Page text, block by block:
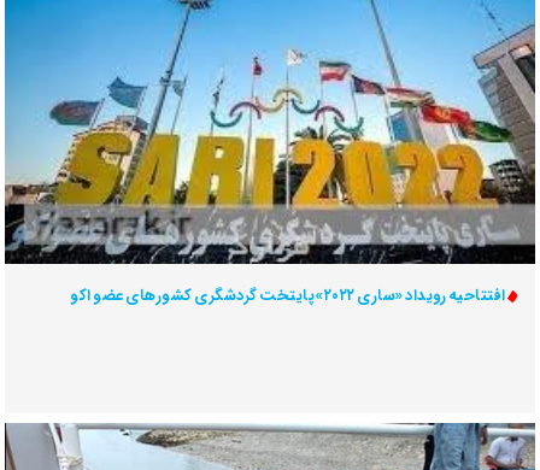
افتتاحیه رویداد «ساری ۲۰۲۲»پایتخت گردشگری کشورهای عضو اکو